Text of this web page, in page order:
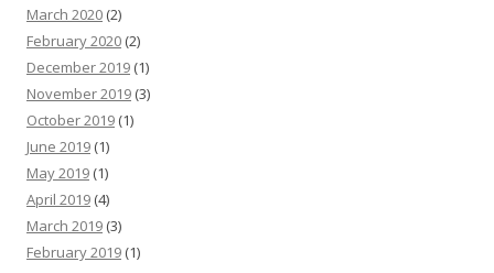
March 2020 (2)
February 2020 (2)
December 2019 (1)
November 2019 (3)
October 2019 (1)
June 2019 (1)
May 2019 (1)
April 2019 (4)
March 2019 (3)
February 2019 (1)